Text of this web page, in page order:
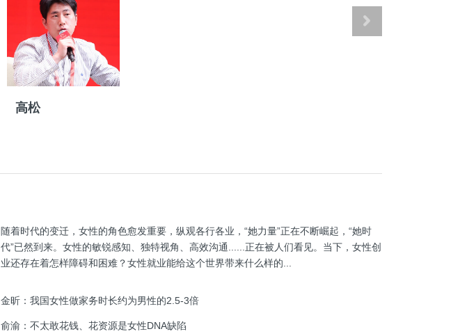
高松
随着时代的变迁，女性的角色愈发重要，纵观各行各业，“她力量”正在不断崛起，“她时
代”已然到来。女性的敏锐感知、独特视角、高效沟通......正在被人们看见。当下，女性创
业还存在着怎样障碍和困难？女性就业能给这个世界带来什么样的...
金昕：我国女性做家务时长约为男性的2.5-3倍
俞渝：不太敢花钱、花资源是女性DNA缺陷